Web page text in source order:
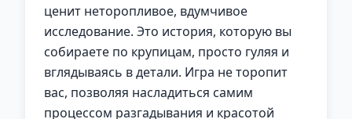
ценит неторопливое, вдумчивое
исследование. Это история, которую вы
собираете по крупицам, просто гуляя и
вглядываясь в детали. Игра не торопит
вас, позволяя насладиться самим
процессом разгадывания и красотой